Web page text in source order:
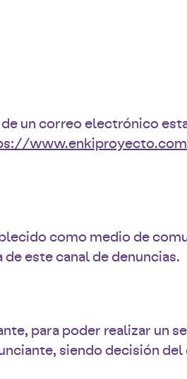
un correo electrónico
como medio de
este canal de denuncias.
para poder realizar un
siendo decisión